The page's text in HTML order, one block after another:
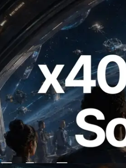
Solana RPC लॉन्च
जरूरत के API के लिए ऑन-
हैं